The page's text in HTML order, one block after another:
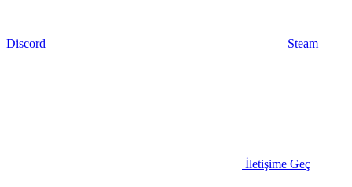
Discord Steam
İletişime Geç